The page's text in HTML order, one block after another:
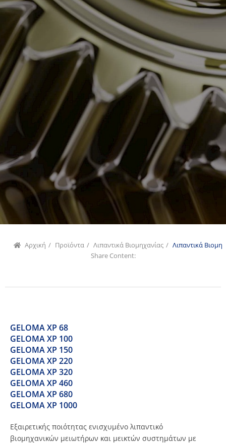
Αρχική / Προϊόντα / Λιπαντικά Βιομηχανίας / Λιπαντικά
Share Content:
GELOMA XP 68
GELOMA XP 100
GELOMA XP 150
GELOMA XP 220
GELOMA XP 320
GELOMA XP 460
GELOMA XP 680
GELOMA XP 1000
Εξαιρετικής ποιότητας ενισχυμένο λιπαντικό
βιομηχανικών μειωτήρων και μεικτών συστημάτων με